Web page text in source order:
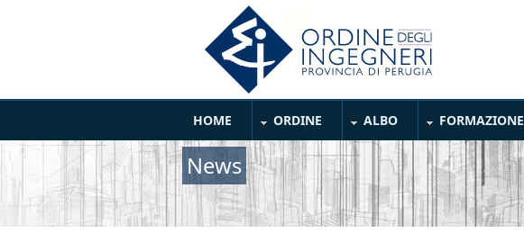
Main Menu
HOME ORDINE ALBO FORMAZIONE
News